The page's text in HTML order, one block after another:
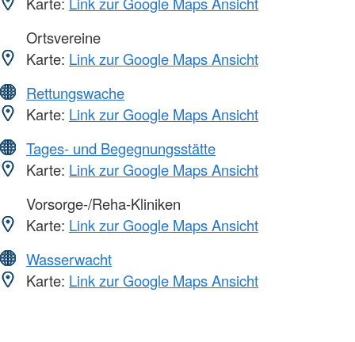
Ortsvereine
Karte: Link zur Google Maps Ansicht
Rettungswache
Karte: Link zur Google Maps Ansicht
Tages- und Begegnungsstätte
Karte: Link zur Google Maps Ansicht
Vorsorge-/Reha-Kliniken
Karte: Link zur Google Maps Ansicht
Wasserwacht
Karte: Link zur Google Maps Ansicht